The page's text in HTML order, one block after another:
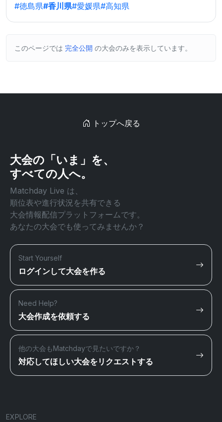
#徳島県#香川県#愛媛県#高知県
このページでは 完全公開 の大会のみを表示しています。
トップへ戻る
大会の「いま」を、
すべての人へ。
Matchday Live は、
順位表や進行状況を共有できる
大会情報配信プラットフォームです。
あなたの大会でも使ってみませんか？
Start Yourself
ログインして大会を作る
Need Help?
大会作成を依頼する
他の大会もMatchdayで見たいですか？
対応してほしい大会をリクエストする
EXPLORE